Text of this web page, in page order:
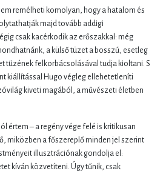
remélheti komolyan, hogy a hatalom és
majd tovább addigi
csak kacérkodik az erőszakkal: még
a külső tüzet a bosszú, esetleg
tüzének felkorbácsolásával tudja kioltani. S
kiállítással Hugo végleg ellehetetleníti
kiveti magából, a művészeti életben
értem – a regény vége felé is kritikusan
miközben a főszereplő minden jel szerint
illusztrációnak gondolja el:
kíván közvetíteni. Úgy tűnik, csak